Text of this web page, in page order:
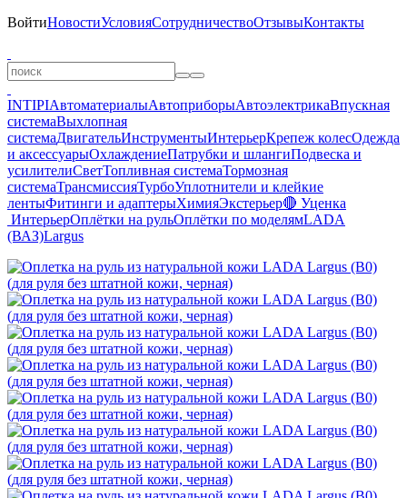
ВойтиНовостиУсловияСотрудничествоОтзывыКонтакты
INTIPIАвтоматериалыАвтоприборыАвтоэлектрикаВпускная
системаВыхлопная
системаДвигательИнструментыИнтерьерКрепеж колесОдежда
и аксессуарыОхлаждениеПатрубки и шлангиПодвеска и
усилителиСветТопливная системаТормозная
системаТрансмиссияТурбоУплотнители и клейкие
лентыФитинги и адаптерыХимияЭкстерьер🔴 Уценка
ИнтерьерОплётки на рульОплётки по моделямLADA
(ВАЗ)Largus